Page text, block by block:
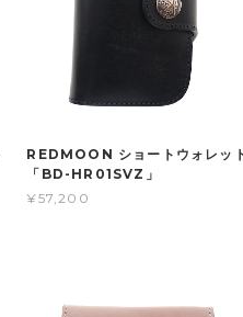
REDMOON ショートウォレッ
「BD-HR01SVZ」
¥57,200